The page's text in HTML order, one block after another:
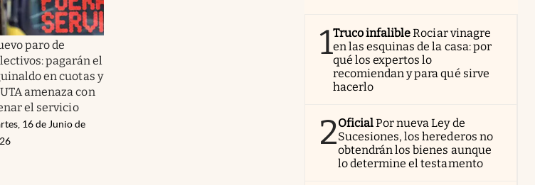
paro de
pagarán el
en cuotas y
amenaza con
el servicio
16 de Junio de
1Truco infalibleRociar vinagre
en las esquinas de la casa: por
qué los expertos lo
recomiendan y para qué sirve
hacerlo
2OficialPor nueva Ley de
Sucesiones, los herederos no
obtendrán los bienes aunque
lo determine el testamento